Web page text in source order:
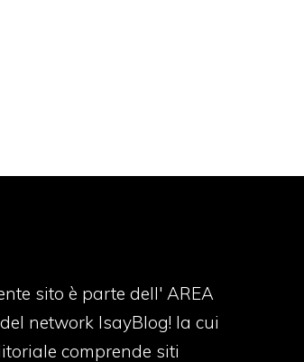
sito è parte dell' AREA
network IsayBlog! la cui
comprende siti